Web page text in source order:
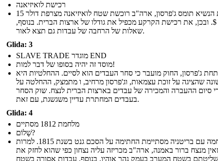
רכישת לואיזיאנה
תחת הנשיא תומס ג'פרסון, ארה"ב רוכשת שטח לואיזיאנה מצרפת דולר 15
$. ובכן, את רכישת הקרקע מכפיל את גודלו של ארצות הברית. בנוסף,
שאלות של הרחבה של עבדות גם תצא לאור.
Glida: 3
SLAVE TRADE מוגדר END
מוסד זה יהיה בסופו של דבר למות!
תחת ג'פרסון, החוק מועבר כי סחר העבדים הוא לסיים. ההחלטיות היא
שהציגה על זוכת עצמאות, וג'פרסון מרחיב, ו מתמצק, ההחלטה על
סיום ההעברה והמכירה של עבדים בארצות הברית לנצח. שוק הסחר
בעבדים המחתרת עדיין משגשגת, עם זאת.
Glida: 4
מלחמת 1812 מסתיים
שָׁלוֹם?
מלחמה עם בריטניה מסתיימת החתימה על הסכם גנט בשנת 1815. למרות
מנצח ברור באמנה, ארה"ב מכריזה עליה נצחון כפי שהוא לחזק את